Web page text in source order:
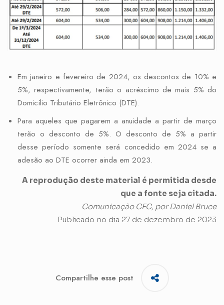
Em janeiro e fevereiro de 2024, os descontos de 10% e
5%, respectivamente, terão o acréscimo de mais 5% do
Domicílio Tributário Eletrônico (DTE).
Para aqueles que pagarem a anuidade a partir de março
terão o desconto de 5%. O desconto de 5% a partir
desse período somente será concedido em 2024 se a
adesão ao DTE ocorrer ainda em 2023.
A reprodução deste material é permitida desde
que a fonte seja citada.
Comunicação CFC, por Daniel Bruce
Publicado no dia 27 de dezembro de 2023
Compartilhe esse post